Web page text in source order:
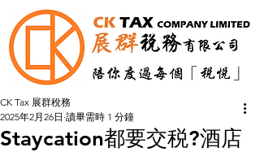
Staycation都要交税?酒店
CK Tax 展群稅務
2025年2月26日 讀畢需時 1 分鐘